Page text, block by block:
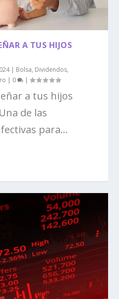
A TUS HIJOS
| Bolsa, Dividendos,
| 0 |
a tus hijos
de las
para...